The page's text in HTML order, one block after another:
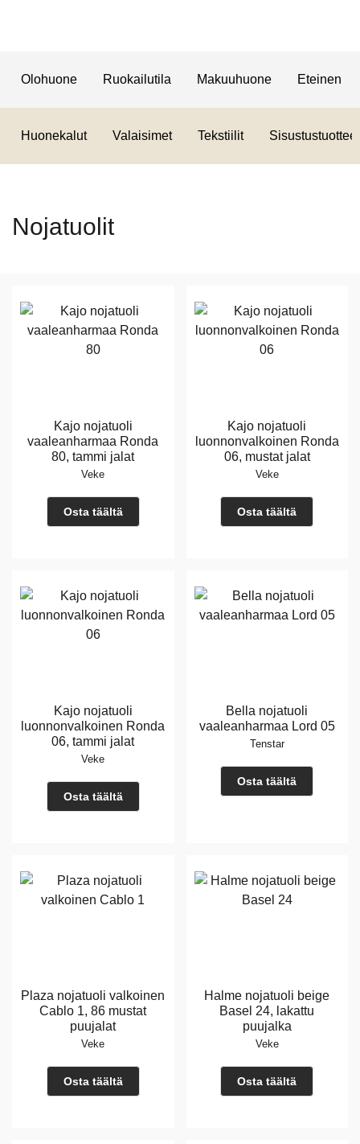
Olohuone Ruokailutila Makuuhuone Eteinen
Huonekalut Valaisimet Tekstiilit Sisustustuotteet
Nojatuolit
Kajo nojatuoli
vaaleanharmaa Ronda
80, tammi jalat
Veke
Osta täältä
Kajo nojatuoli
luonnonvalkoinen Ronda
06, mustat jalat
Veke
Osta täältä
Kajo nojatuoli
luonnonvalkoinen Ronda
06, tammi jalat
Veke
Osta täältä
Bella nojatuoli
vaaleanharmaa Lord 05
Tenstar
Osta täältä
Plaza nojatuoli valkoinen
Cablo 1, 86 mustat
puujalat
Veke
Osta täältä
Halme nojatuoli beige
Basel 24, lakattu
puujalka
Veke
Osta täältä